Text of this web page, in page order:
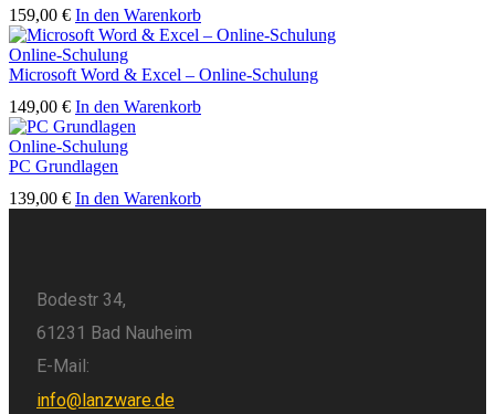
159,00 € In den Warenkorb
Online-Schulung
Microsoft Word & Excel – Online-Schulung
149,00 € In den Warenkorb
Online-Schulung
PC Grundlagen
139,00 € In den Warenkorb
Bodestr 34,
61231 Bad Nauheim
E-Mail:
info@lanzware.de